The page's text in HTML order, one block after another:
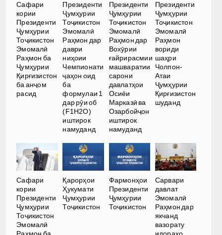
Сафари
кории
Президенти
Ҷумҳурии
Тоҷикистон
Эмомалӣ
Раҳмон ба
Ҷумҳурии
Қирғизистон
ба анҷом
расид
Президенти
Ҷумҳурии
Тоҷикистон
Эмомалӣ
Раҳмон дар
даври
ниҳоии
Чемпионати
ҷаҳон оид
ба
формулаи 1
дар рӯи об
(F1H2O)
иштирок
намуданд
Президенти
Ҷумҳурии
Тоҷикистон
Эмомалӣ
Раҳмон дар
Вохӯрии
ғайрирасмии
машваратии
сарони
давлатҳои
Осиёи
Марказӣ ва
Озарбойҷон
иштирок
намуданд
Президенти
Ҷумҳурии
Тоҷикистон
Эмомалӣ
Раҳмон
вориди
шаҳри
Чолпон-
Атаи
Ҷумҳурии
Қирғизистон
шуданд
Сафари
кории
Президенти
Ҷумҳурии
Тоҷикистон
Эмомалӣ
Раҳмон ба
Қарорҳои
Ҳукумати
Ҷумҳурии
Тоҷикистон
Фармонҳои
Президенти
Ҷумҳурии
Тоҷикистон
Сарвари
давлат
Эмомалӣ
Раҳмон дар
якчанд
вазорату
идораҳо